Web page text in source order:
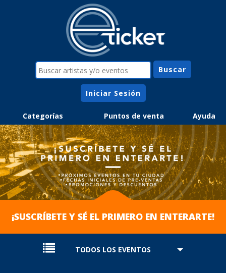
Iniciar Sesión
Categorías Puntos de venta Ayuda
¡SUSCRÍBETE Y SÉ EL PRIMERO EN ENTERARTE!
TODOS LOS EVENTOS